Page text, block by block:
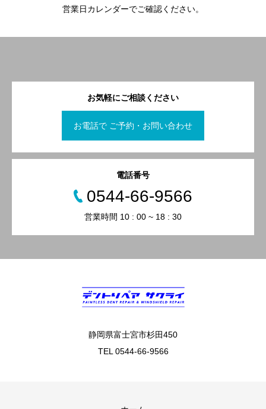
営業日カレンダーでご確認ください。
お気軽にご相談ください
お電話で ご予約・お問い合わせ
電話番号
0544-66-9566
営業時間 10 : 00 ~ 18 : 30
静岡県富士宮市杉田450
TEL 0544-66-9566